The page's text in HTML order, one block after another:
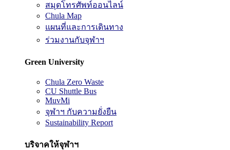
สมุดโทรศัพท์ออนไลน์
Chula Map
แผนที่และการเดินทาง
ร่วมงานกับจุฬาฯ
Green University
Chula Zero Waste
CU Shuttle Bus
MuvMi
จุฬาฯ กับความยั่งยืน
Sustainability Report
บริจาคให้จุฬาฯ